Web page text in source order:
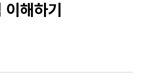
해하기